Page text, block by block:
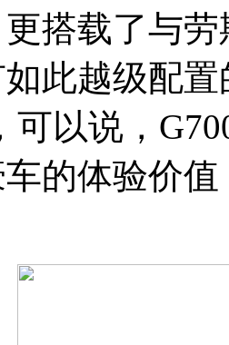
搭载了与
此越级配
可以说，
的体验价